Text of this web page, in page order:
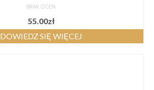
BRAK OCEN
55.00zł
DOWIEDZ SIĘ WIĘCEJ